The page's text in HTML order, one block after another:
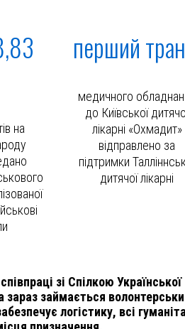
на
перший
медичного
до Київської
лікарні «Охмадит»
відправлено за
підтримки
дитячої лікарні
зі Спілкою Української
займається
логістику, всі